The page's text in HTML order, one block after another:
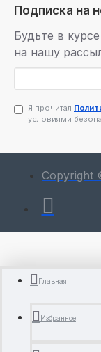
Подписка на
Будьте в
на нашу
Я прочитал
условиями
Copyright
Главная
Избранное